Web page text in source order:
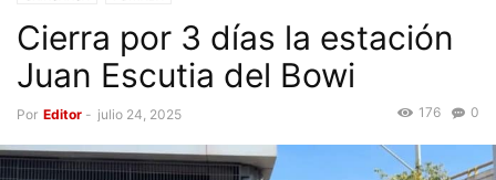
Cierra por 3 días la estación
Juan Escutia del Bowi
Por Editor - julio 24, 2025 0
176